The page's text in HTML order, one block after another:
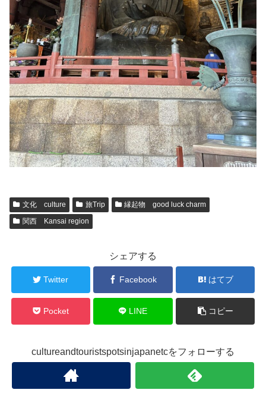
文化 culture 旅Trip
縁起物 good luck charm
関西 Kansai region
シェアする
Twitter Facebook はてブ
Pocket LINE コピー
cultureandtouristspotsinjapanetcをフォローする